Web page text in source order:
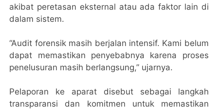
akibat peretasan eksternal atau ada faktor lain di
dalam sistem.
“Audit forensik masih berjalan intensif. Kami belum
dapat memastikan penyebabnya karena proses
penelusuran masih berlangsung,” ujarnya.
Pelaporan ke aparat disebut sebagai langkah
transparansi dan komitmen untuk memastikan